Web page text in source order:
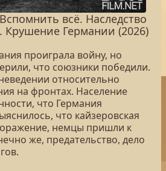
всё. Наследство
Германии (2026)
проиграла войну, но
что союзники победили.
относительно
на фронтах. Население
что Германия
что кайзеровская
немцы пришли к
же, предательство, дело